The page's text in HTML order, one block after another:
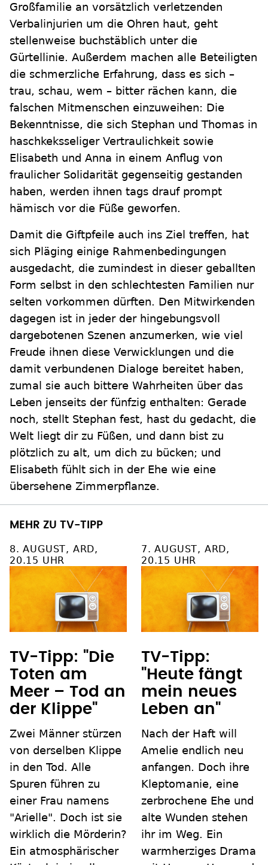
Großfamilie an vorsätzlich verletzenden
Verbalinjurien um die Ohren haut, geht
stellenweise buchstäblich unter die
Gürtellinie. Außerdem machen alle Beteiligten
die schmerzliche Erfahrung, dass es sich –
trau, schau, wem – bitter rächen kann, die
falschen Mitmenschen einzuweihen: Die
Bekenntnisse, die sich Stephan und Thomas in
haschkeksseliger Vertraulichkeit sowie
Elisabeth und Anna in einem Anflug von
fraulicher Solidarität gegenseitig gestanden
haben, werden ihnen tags drauf prompt
hämisch vor die Füße geworfen.
Damit die Giftpfeile auch ins Ziel treffen, hat
sich Pläging einige Rahmenbedingungen
ausgedacht, die zumindest in dieser geballten
Form selbst in den schlechtesten Familien nur
selten vorkommen dürften. Den Mitwirkenden
dagegen ist in jeder der hingebungsvoll
dargebotenen Szenen anzumerken, wie viel
Freude ihnen diese Verwicklungen und die
damit verbundenen Dialoge bereitet haben,
zumal sie auch bittere Wahrheiten über das
Leben jenseits der fünfzig enthalten: Gerade
noch, stellt Stephan fest, hast du gedacht, die
Welt liegt dir zu Füßen, und dann bist zu
plötzlich zu alt, um dich zu bücken; und
Elisabeth fühlt sich in der Ehe wie eine
übersehene Zimmerpflanze.
MEHR ZU TV-TIPP
8. AUGUST, ARD,
20.15 UHR
TV-Tipp: "Die
Toten am
Meer – Tod an
der Klippe"
Zwei Männer stürzen
von derselben Klippe
in den Tod. Alle
Spuren führen zu
einer Frau namens
"Arielle". Doch ist sie
wirklich die Mörderin?
Ein atmosphärischer
7. AUGUST, ARD,
20.15 UHR
TV-Tipp:
"Heute fängt
mein neues
Leben an"
Nach der Haft will
Amelie endlich neu
anfangen. Doch ihre
Kleptomanie, eine
zerbrochene Ehe und
alte Wunden stehen
ihr im Weg. Ein
warmherziges Drama